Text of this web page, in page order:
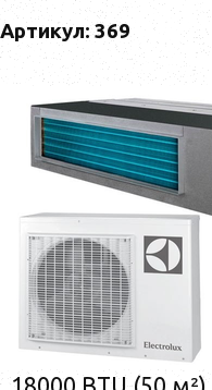
Артикул: 369